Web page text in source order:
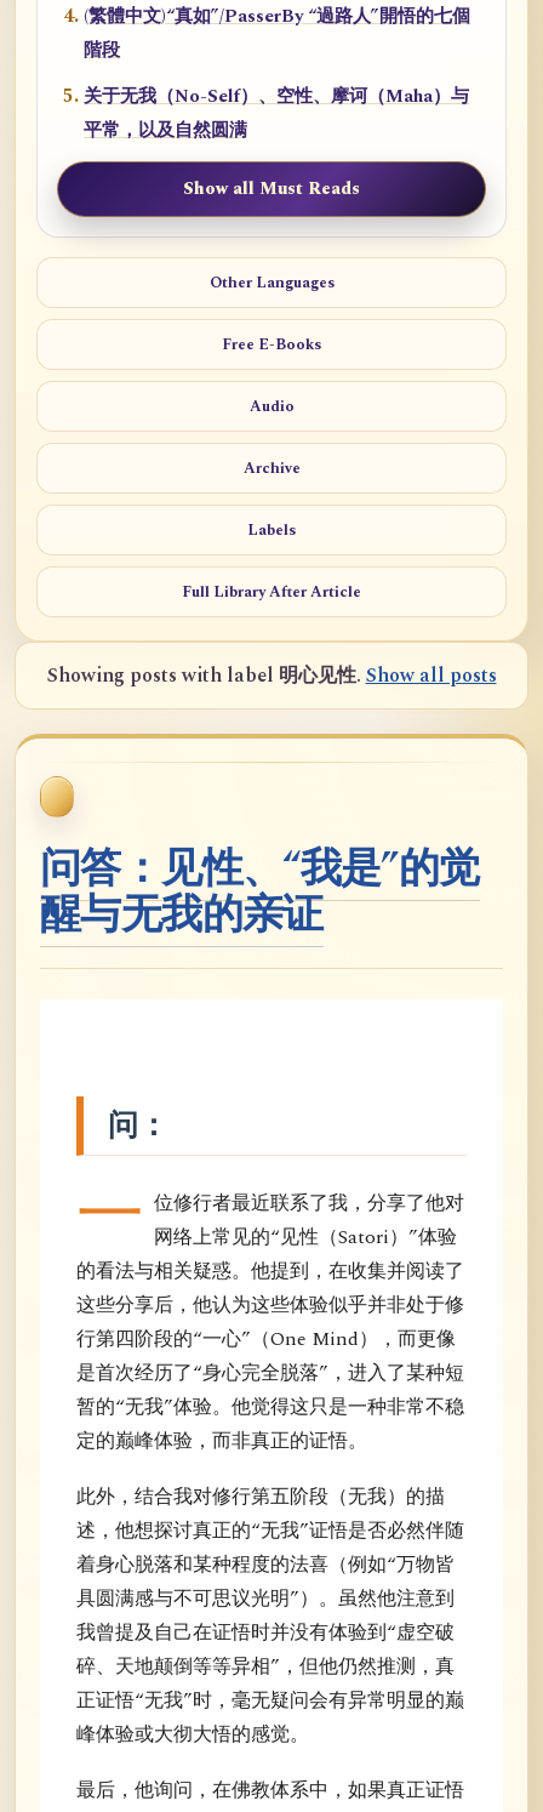
(繁體中文)“真如”/PasserBy “過路人”開悟的七個
階段
关于无我（No-Self）、空性、摩诃（Maha）与
平常，以及自然圆满
Show all Must Reads
Other Languages
Free E-Books
Audio
Archive
Labels
Full Library After Article
Showing posts with label 明心见性.Show all posts
问答：见性、“我是”的觉
醒与无我的亲证
问：
一 位修行者最近联系了我，分享了他对
网络上常见的“见性（Satori）”体验
的看法与相关疑惑。他提到，在收集并阅读了
这些分享后，他认为这些体验似乎并非处于修
行第四阶段的“一心”（One Mind），而更像
是首次经历了“身心完全脱落”，进入了某种短
暂的“无我”体验。他觉得这只是一种非常不稳
定的巅峰体验，而非真正的证悟。
此外，结合我对修行第五阶段（无我）的描
述，他想探讨真正的“无我”证悟是否必然伴随
着身心脱落和某种程度的法喜（例如“万物皆
具圆满感与不可思议光明”）。虽然他注意到
我曾提及自己在证悟时并没有体验到“虚空破
碎、天地颠倒等等异相”，但他仍然推测，真
正证悟“无我”时，毫无疑问会有异常明显的巅
峰体验或大彻大悟的感觉。
最后，他询问，在佛教体系中，如果真正证悟